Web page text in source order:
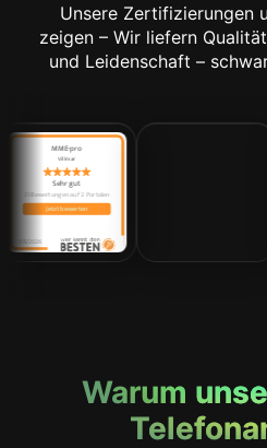
Unsere Zertifizierungen
zeigen – Wir liefern
und Leidenschaft –
Warum